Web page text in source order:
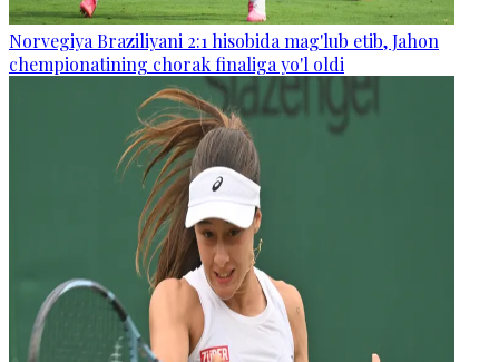
Norvegiya Braziliyani 2:1 hisobida mag'lub etib, Jahon
chempionatining chorak finaliga yo'l oldi